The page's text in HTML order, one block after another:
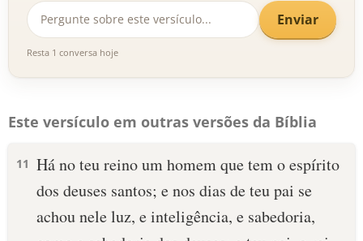
Enviar
Resta 1 conversa hoje
Este versículo em outras versões da Bíblia
11 Há no teu reino um homem que tem o espírito
dos deuses santos; e nos dias de teu pai se
achou nele luz, e inteligência, e sabedoria,